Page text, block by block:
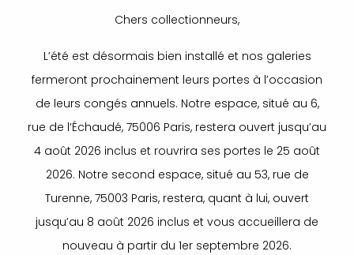
Chers collectionneurs,
L’été est désormais bien installé et nos galeries
fermeront prochainement leurs portes à l’occasion
de leurs congés annuels. Notre espace, situé au 6,
rue de l’Échaudé, 75006 Paris, restera ouvert jusqu’au
4 août 2026 inclus et rouvrira ses portes le 25 août
2026. Notre second espace, situé au 53, rue de
Turenne, 75003 Paris, restera, quant à lui, ouvert
jusqu’au 8 août 2026 inclus et vous accueillera de
nouveau à partir du 1er septembre 2026.